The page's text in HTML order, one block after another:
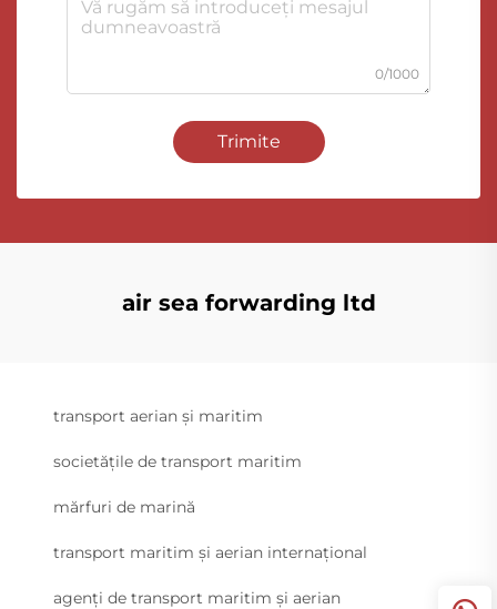
0/1000
Trimite
air sea forwarding ltd
transport aerian și maritim
societățile de transport maritim
mărfuri de marină
transport maritim și aerian internațional
agenți de transport maritim și aerian